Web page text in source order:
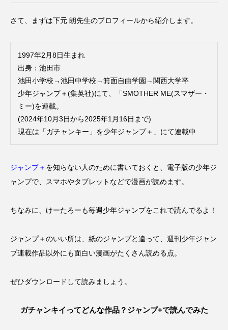
さて、まずは下元 朗先生のプロフィールから紹介します。
1997年2月8日生まれ
出身：池田市
池田小学校→池田中学校→箕面自由学園→関西大学卒
少年ジャンプ＋(集英社)にて、「SMOTHER ME(スマザー・
ミー)を連載。
(2024年10月3日から2025年1月16日まで)
現在は「ガチャンキー」を少年ジャンプ＋」にて連載中
ジャンプ＋ を知らない人のために書いておくと、電子版の少年ジ
ャンプで、スマホやタブレットなどで漫画が読めます。
ちなみに、けーたろーも毎週少年ジャンプをこれで読んでるよ！
ジャンプ＋のいい所は、紙のジャンプと違って、週刊少年ジャン
プ連載作品以外にも面白い漫画がたくさん読める点。
ぜひダウンロードして読みましょう。
ガチャンキイってどんな作品？ジャンプ+で読んでみた